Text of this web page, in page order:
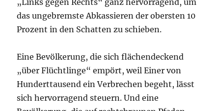
„Links gegen Rechts“ ganz hervorragend, um
das ungebremste Abkassieren der obersten 10
Prozent in den Schatten zu schieben.
Eine Bevölkerung, die sich flächendeckend
„über Flüchtlinge“ empört, weil Einer von
Hunderttausend ein Verbrechen begeht, lässt
sich hervorragend steuern. Und eine